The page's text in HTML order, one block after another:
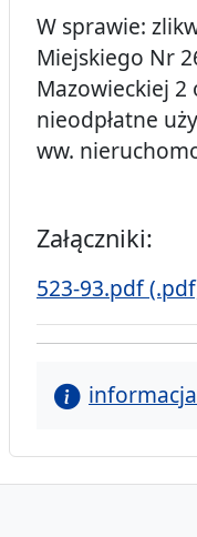
W sprawie:
Miejskiego Nr
Mazowieckiej 2
nieodpłatne
ww.
Załączniki:
523-93.pdf